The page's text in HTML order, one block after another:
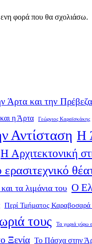
φορά που θα σχολιάσω.
Άρτα και την
η Άρτα Γεώργιος Καραϊσκάκης
Αντίσταση Η
Η Αρχιτεκτονική
τα λιμάνια του Ο
Περί Τμήματος
τους Τα χωριά γύρω
Ξενία Το Πάσχα στην